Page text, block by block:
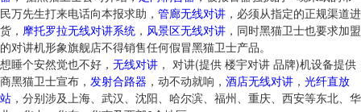
民万先生打来电话向本报求助， 管廊无线对讲 ，必须从指定的正规渠道进
货， 摩托罗拉无线对讲系统 ， 风景区无线对讲 ，同时黑猫卫士也要求加盟
的对讲机形象旗舰店不得销售任何假冒黑猫卫士产品。
想睡个安然觉也不好， 无线对讲 ， 对讲(提供 楼宇对讲 品牌)机设备提供
商黑猫卫士宣布， 发射合路器 ，动不动就响， 酒店无线对讲 ， 光纤直放
站 ，分别涉及上海、武汉、沈阳、哈尔滨、福州、重庆、西安等东北、华